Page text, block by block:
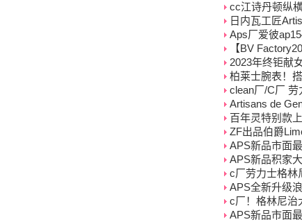
cc江诗丹顿纵
日内瓦工匠
Aps厂爱彼
【BV
2023年终钜献
柏莱士腕表！
clean厂/C厂 劳
Artisans de
百年灵特别款
ZF出品伯爵
APS新品市面
APS新品积家
c厂劳力士格林
APS全新升级
c厂！格林尼治
APS新品市面